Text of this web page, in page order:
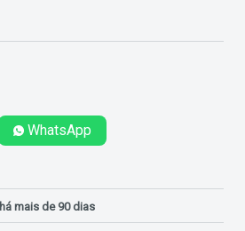
WhatsApp
há mais de 90 dias